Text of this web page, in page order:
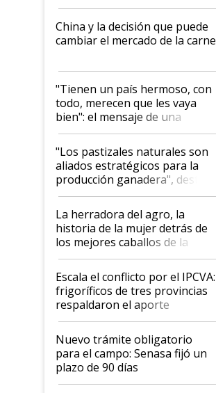
China y la decisión que puede
cambiar el mercado de la carne
"Tienen un país hermoso, con
todo, merecen que les vaya
bien": el mensaje de una
ganadera uruguaya sobre las
oportunidades que se abren
para el agro en Argentina, con
foco en la carne
"Los pastizales naturales son
aliados estratégicos para la
producción ganadera", destaca
la iniciativa que ya reúne a 46
establecimientos en Argentina
La herradora del agro, la
historia de la mujer detrás de
los mejores caballos de la
Argentina y los mitos que
todavía hacen sufrir a estos
animales: "Mientras me
descalificaban, yo seguí
haciendo currículum"
Escala el conflicto por el IPCVA:
frigoríficos de tres provincias
respaldaron el aporte
obligatorio
Nuevo trámite obligatorio
para el campo: Senasa fijó un
plazo de 90 días